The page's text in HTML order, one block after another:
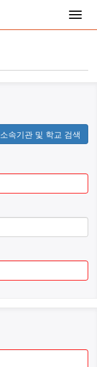
Toggle
소속기관 및 학교 검색